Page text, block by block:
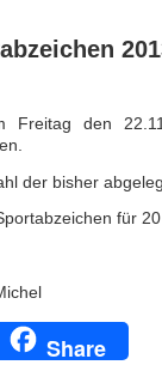
Freitag den
der bisher
für
Share